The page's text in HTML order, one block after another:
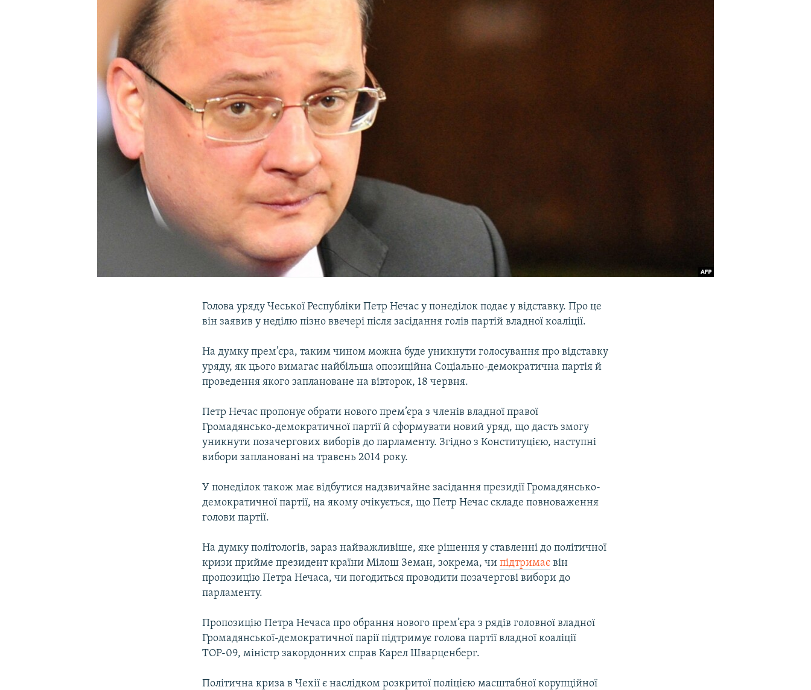
УКРАЇНСЬКА ПРОБЛЕМА КРИМУ
Голова уряду Чеської Республіки Петр Нечас у понеділок подає у відставку. Про це
він заявив у неділю пізно ввечері після засідання голів партій владної коаліції.
На думку прем’єра, таким чином можна буде уникнути голосування про відставку
уряду, як цього вимагає найбільша опозиційна Соціально-демократична партія й
проведення якого заплановане на вівторок, 18 червня.
Петр Нечас пропонує обрати нового прем’єра з членів владної правої
Громадянсько-демократичної партії й сформувати новий уряд, що дасть змогу
уникнути позачергових виборів до парламенту. Згідно з Конституцією, наступні
вибори заплановані на травень 2014 року.
У понеділок також має відбутися надзвичайне засідання президії Громадянсько-
демократичної партії, на якому очікується, що Петр Нечас складе повноваження
голови партії.
На думку політологів, зараз найважливіше, яке рішення у ставленні до політичної
кризи прийме президент країни Мілош Земан, зокрема, чипідтримає він
пропозицію Петра Нечаса, чи погодиться проводити позачергові вибори до
парламенту.
Пропозицію Петра Нечаса про обрання нового прем’єра з рядів головної владної
Громадянської-демократичної парії підтримує голова партії владної коаліції
ТОР-09, міністр закордонних справ Карел Шварценберг.
Політична криза в Чехії є наслідком розкритої поліцією масштабної корупційної